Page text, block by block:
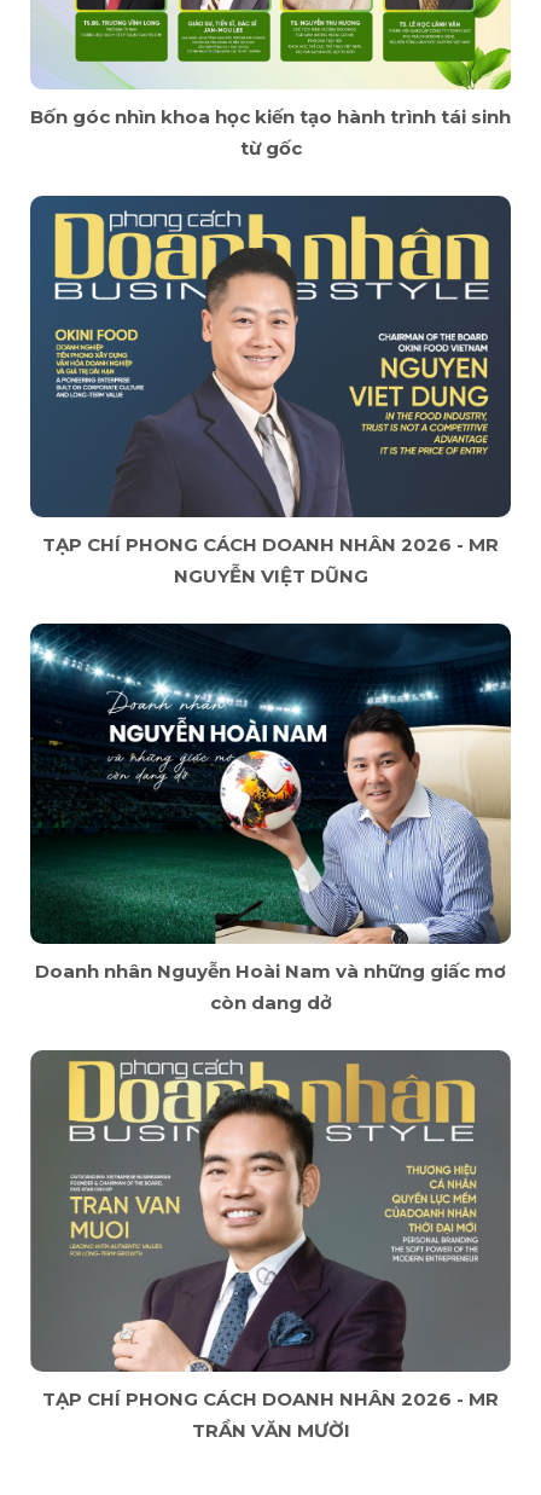
Bốn góc nhìn khoa học kiến tạo hành trình tái sinh
từ gốc
TẠP CHÍ PHONG CÁCH DOANH NHÂN 2026 - MR
NGUYỄN VIỆT DŨNG
Doanh nhân Nguyễn Hoài Nam và những giấc mơ
còn dang dở
TẠP CHÍ PHONG CÁCH DOANH NHÂN 2026 - MR
TRẦN VĂN MƯỜI